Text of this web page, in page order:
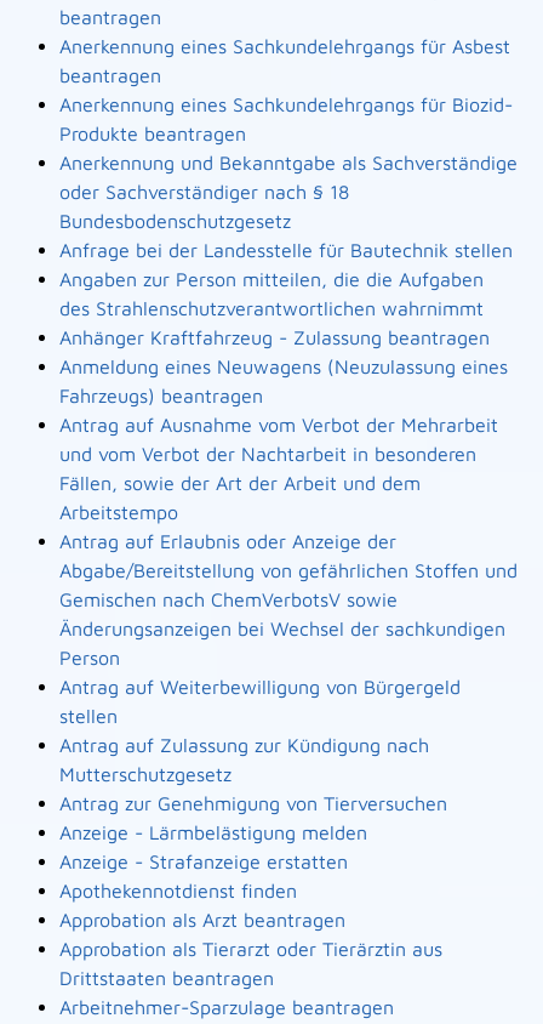
beantragen
Anerkennung eines Sachkundelehrgangs für Asbest
beantragen
Anerkennung eines Sachkundelehrgangs für Biozid-
Produkte beantragen
Anerkennung und Bekanntgabe als Sachverständige
oder Sachverständiger nach § 18
Bundesbodenschutzgesetz
Anfrage bei der Landesstelle für Bautechnik stellen
Angaben zur Person mitteilen, die die Aufgaben
des Strahlenschutzverantwortlichen wahrnimmt
Anhänger Kraftfahrzeug - Zulassung beantragen
Anmeldung eines Neuwagens (Neuzulassung eines
Fahrzeugs) beantragen
Antrag auf Ausnahme vom Verbot der Mehrarbeit
und vom Verbot der Nachtarbeit in besonderen
Fällen, sowie der Art der Arbeit und dem
Arbeitstempo
Antrag auf Erlaubnis oder Anzeige der
Abgabe/Bereitstellung von gefährlichen Stoffen und
Gemischen nach ChemVerbotsV sowie
Änderungsanzeigen bei Wechsel der sachkundigen
Person
Antrag auf Weiterbewilligung von Bürgergeld
stellen
Antrag auf Zulassung zur Kündigung nach
Mutterschutzgesetz
Antrag zur Genehmigung von Tierversuchen
Anzeige - Lärmbelästigung melden
Anzeige - Strafanzeige erstatten
Apothekennotdienst finden
Approbation als Arzt beantragen
Approbation als Tierarzt oder Tierärztin aus
Drittstaaten beantragen
Arbeitnehmer-Sparzulage beantragen